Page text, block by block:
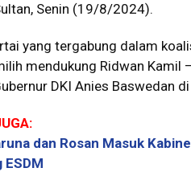
Senin (19/8/2024).
yang tergabung dalam
mendukung Ridwan Kamil
DKI Anies Baswedan
dan Rosan Masuk
ESDM